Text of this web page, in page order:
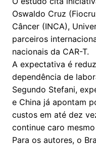
Oswaldo Cruz
Câncer (INCA),
parceiros
nacionais da CAR-T.
A expectativa é
dependência de
Segundo Stefani,
e China já apontam
custos em até dez
continue caro
Para os autores, o